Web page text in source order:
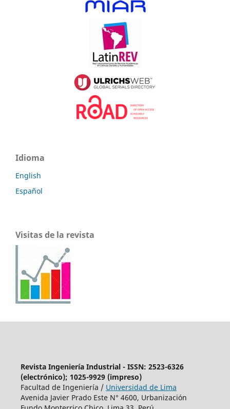
Idioma
English
Español
Visitas de la revista
Revista Ingeniería Industrial - ISSN: 2523-6326
(electrónico); 1025-9929 (impreso)
Facultad de Ingeniería / Universidad de Lima
Avenida Javier Prado Este N° 4600, Urbanización